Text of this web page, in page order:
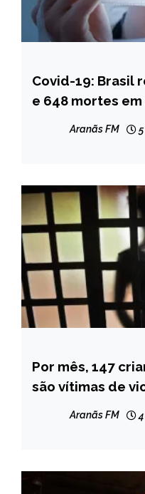
BRASIL
NOTÍCIAS
Covid-19: Brasil
e 648 mortes em
Aranãs FM
MINAS
GERAIS
NOTÍCIAS
Por mês, 147
são vítimas de
Aranãs FM